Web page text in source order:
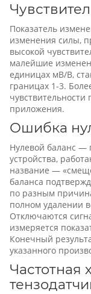
Показатель
изменения силы,
высокой
малейшие
единицах мВ/В,
границах 1-3.
чувствительности
приложения.
Ошибка
Нулевой баланс —
устройства,
название —
баланса
по разным
полном удалении
Отключаются
измеряется
Конечный
указанного
Частотная